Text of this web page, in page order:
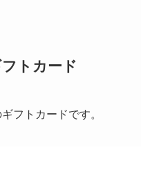
トカード
フトカードです。